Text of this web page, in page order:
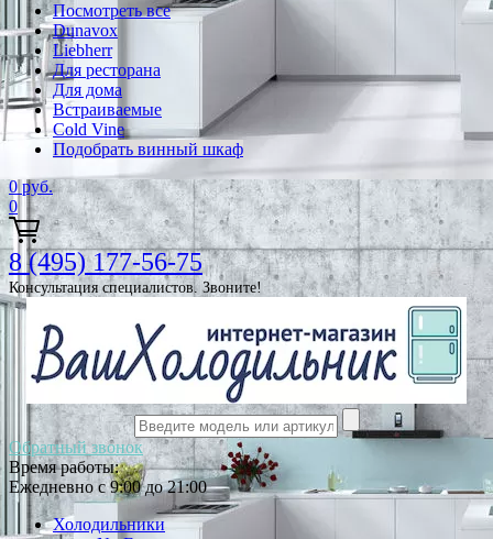
Посмотреть все
Dunavox
Liebherr
Для ресторана
Для дома
Встраиваемые
Cold Vine
Подобрать винный шкаф
0 руб.
0
8 (495) 177-56-75
Консультация специалистов. Звоните!
Обратный звонок
Время работы:
Ежедневно с 9:00 до 21:00
Холодильники